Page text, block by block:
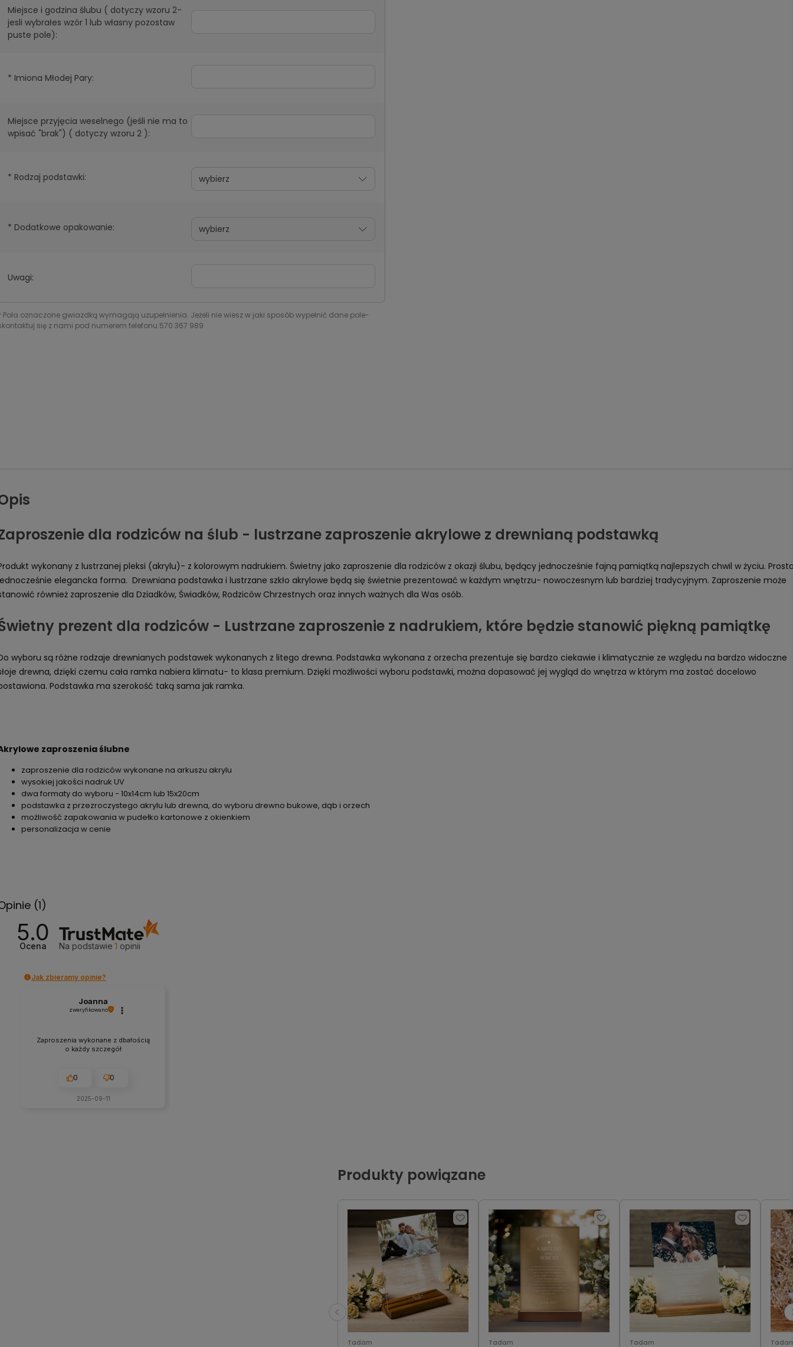
Miejsce i godzina ślubu ( dotyczy wzoru 2-
jesli wybrałes wzór 1 lub własny pozostaw
puste pole):
* Imiona Młodej Pary:
Miejsce przyjęcia weselnego (jeśli nie ma to
wpisać "brak") ( dotyczy wzoru 2 ):
* Rodzaj podstawki:
* Dodatkowe opakowanie:
Uwagi:
Pola oznaczone gwiazdką wymagają uzupełnienia. Jeżeli nie wiesz w jaki sposób wypełnić dane pole-
się z nami pod numerem telefonu 570 367 989
dla rodziców na ślub - lustrzane zaproszenie akrylowe z drewnianą podstawką
wykonany z lustrzanej pleksi (akrylu)- z kolorowym nadrukiem. Świetny jako zaproszenie dla rodziców z okazji ślubu, będący jednocześnie fajną pamiątką najlepszych chwil w życiu.
elegancka forma. Drewniana podstawka i lustrzane szkło akrylowe będą się świetnie prezentować w każdym wnętrzu- nowoczesnym lub bardziej tradycyjnym. Zaproszenie może
również zaproszenie dla Dziadków, Świadków, Rodziców Chrzestnych oraz innych ważnych dla Was osób.
prezent dla rodziców - Lustrzane zaproszenie z nadrukiem, które będzie stanowić piękną pamiątkę
wyboru są różne rodzaje drewnianych podstawek wykonanych z litego drewna. Podstawka wykonana z orzecha prezentuje się bardzo ciekawie i klimatycznie ze względu na bardzo widoczne
drewna, dzięki czemu cała ramka nabiera klimatu- to klasa premium. Dzięki możliwości wyboru podstawki, można dopasować jej wygląd do wnętrza w którym ma zostać docelowo
Podstawka ma szerokość taką sama jak ramka.
zaproszenia ślubne
zaproszenie dla rodziców wykonane na arkuszu akrylu
wysokiej jakości nadruk UV
dwa formaty do wyboru - 10x14cm lub 15x20cm
podstawka z przezroczystego akrylu lub drewna, do wyboru drewno bukowe, dąb i orzech
możliwość zapakowania w pudełko kartonowe z okienkiem
personalizacja w cenie
(1)
5.0
Ocena Na podstawie 1 opinii
Jak zbieramy opinie?
Joanna
zweryfikowano
Zaproszenia wykonane z dbałością
o każdy szczegół
0 0
2025-09-11
Produkty powiązane
Tadam Tadam Tadam